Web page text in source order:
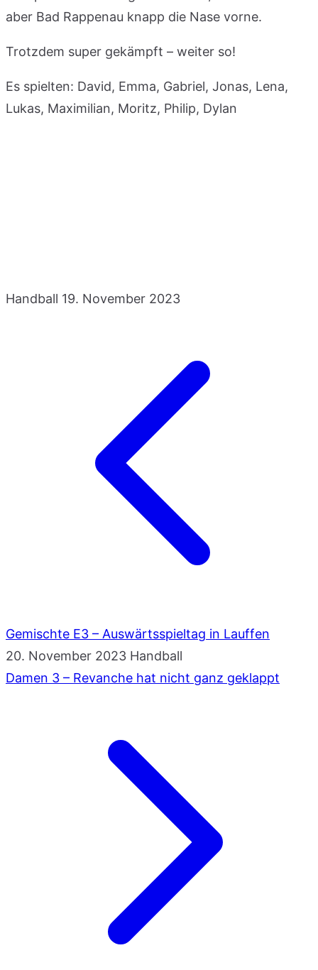
aber Bad Rappenau knapp die Nase vorne.
Trotzdem super gekämpft – weiter so!
Es spielten: David, Emma, Gabriel, Jonas, Lena,
Lukas, Maximilian, Moritz, Philip, Dylan
Handball 19. November 2023
Gemischte E3 – Auswärtsspieltag in Lauffen
20. November 2023 Handball
Damen 3 – Revanche hat nicht ganz geklappt